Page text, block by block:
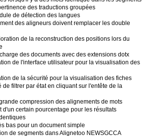
des traductions groupées
de détection des langues
des aligneurs doivent remplacer les double
de la reconstruction des positions lors du
des documents avec des extensions dotx
de l'interface utilisateur pour la visualisation des
de la sécurité pour la visualisation des fiches
de filtrer par état en cliquant sur l'entête de la
compression des alignements de mots
d'un certain pourcentage pour les résultats
bas pour un document simple
de segments dans Alignetoo NEWSGCCA